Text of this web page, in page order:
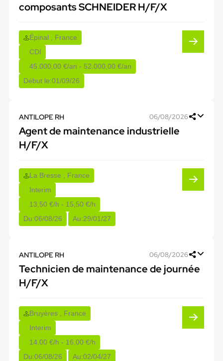
composants SCHNEIDER H/F/X
Épinal , France
CDI
45.000,00 €/an - 52.000,00 €/an
Début le:01/09/26
ANTILOPE RH 06/08/2026
Agent de maintenance industrielle
H/F/X
La Bresse , France
Interim
13,50 €/h - 15,50 €/h
Du:06/08/26 Au:29/01/27
ANTILOPE RH 06/08/2026
Technicien de maintenance de journée
H/F/X
Bruyères , France
Interim
14,00 €/h - 16,00 €/h
Du:06/08/26 Au:02/04/27